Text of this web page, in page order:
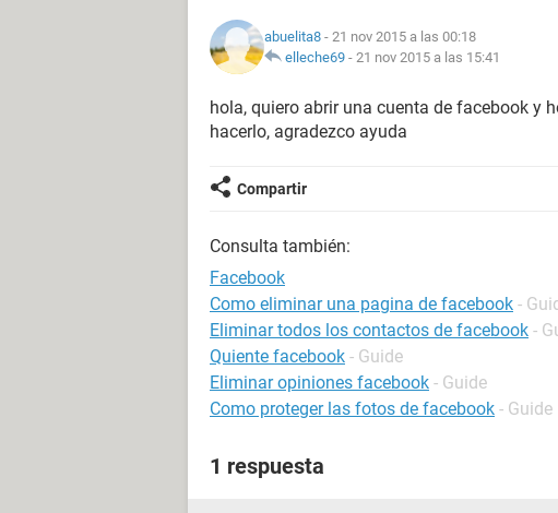
abuelita8 - 21 nov 2015 a las 00:18
elleche69 - 21 nov 2015 a las 15:41
hola, quiero abrir una cuenta de facebook y
hacerlo, agradezco ayuda
Compartir
Consulta también:
Facebook
Como eliminar una pagina de facebook -
Eliminar todos los contactos de facebook -
Quiente facebook - Guide
Eliminar opiniones facebook - Guide
Como proteger las fotos de facebook - Guide
1 respuesta